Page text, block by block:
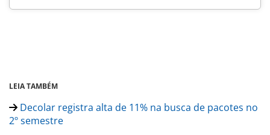
LEIA TAMBÉM
Decolar registra alta de 11% na busca de pacotes no
2º semestre